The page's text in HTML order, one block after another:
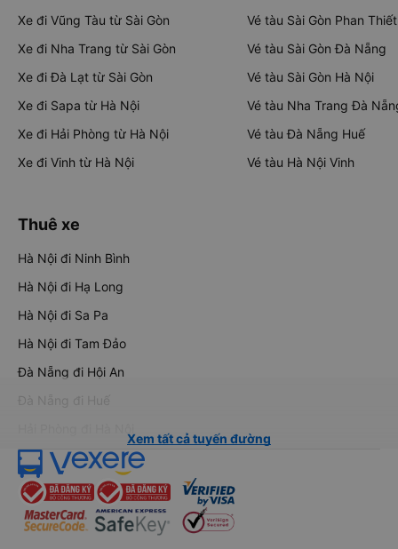
Xe đi Vũng Tàu từ Sài Gòn
Xe đi Nha Trang từ Sài Gòn
Xe đi Đà Lạt từ Sài Gòn
Xe đi Sapa từ Hà Nội
Xe đi Hải Phòng từ Hà Nội
Xe đi Vinh từ Hà Nội
Vé tàu Sài Gòn Phan Thiết
Vé tàu Sài Gòn Đà Nẵng
Vé tàu Sài Gòn Hà Nội
Vé tàu Nha Trang Đà
Vé tàu Đà Nẵng Huế
Vé tàu Hà Nội Vinh
Thuê xe
Hà Nội đi Ninh Bình
Hà Nội đi Hạ Long
Hà Nội đi Sa Pa
Hà Nội đi Tam Đảo
Đà Nẵng đi Hội An
Đà Nẵng đi Huế
Xem tất cả tuyến đường